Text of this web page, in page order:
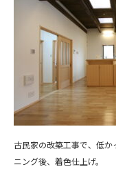
古民家の改築工事で、低
ニング後、着色仕上げ。